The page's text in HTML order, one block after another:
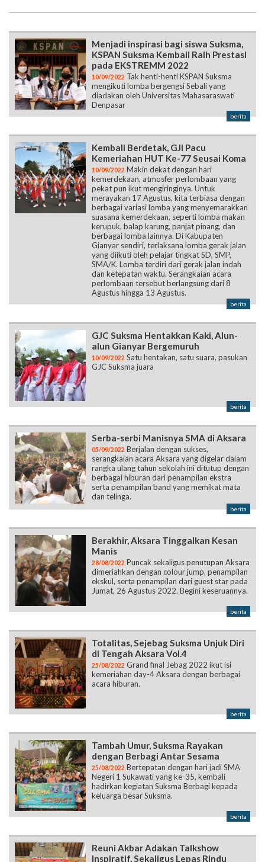
Menjadi inspirasi bagi siswa Suksma,
KSPAN Suksma Kembali Raih Prestasi
pada EKSTREMM 2022
10/09/2022 Tak henti-henti KSPAN Suksma
mengikuti lomba bergengsi Sebali yang
diadakan oleh Universitas Mahasaraswati
Denpasar
berita
Kembali Berdetak, GJI Pacu
Kemeriahan HUT Ke-77 Seusai Koma
10/09/2022 Makin dekat dengan hari
kemerdekaan, atmosfer perlombaan yang
pekat pun ikut mengiringinya. Untuk
merayakan 17 Agustus, kita terbiasa dengan
berbagai variasi lomba yang menyemarakkan
suasana kemerdekaan, seperti lomba makan
kerupuk, balap karung, panjat pinang, dan
berbagai lomba lainnya. Di Kabupaten
Gianyar sendiri, terlaksana lomba gerak jalan
yang diikuti oleh pelajar tingkat SD, SMP,
SMA/K. Lomba terdiri dari gerak jalan indah
dan ketepatan waktu. Serangkaian acara
perlombaan tersebut berlangsung dari 8
Agustus hingga 13 Agustus.
berita
GJC Suksma Hentakkan Kaki, Alun-
alun Gianyar Bergemuruh
10/09/2022 Satu hentakan, satu suara, pasukan
GJC Suksma juara
berita
Serba-serbi Manisnya SMA di Aksara
05/09/2022 Berjalan dengan sukses,
serangkaian acara Aksara yang digelar dalam
rangka ulang tahun sekolah ini ditutup dengan
berbagai hiburan dari penampilan ekstra
serta penampilan band yang memikat mata
dan telinga.
berita
Berakhir, Aksara Tinggalkan Kesan
Manis
28/08/2022 Puncak sekaligus penutupan Aksara
dimeriahkan dengan colour jump, penampilan
ekskul, serta penampilan dari guest star pada
Jumat, 26 Agustus 2022. Begini keseruannya.
berita
Totalitas, Sejebag Suksma Unjuk Diri
di Tengah Aksara Vol.4
25/08/2022 Grand final Jebag 2022 ikut isi
kemeriahan day-4 Aksara dengan berbagai
acara hiburan.
berita
Tambah Umur, Suksma Rayakan
dengan Berbagi Antar Sesama
25/08/2022 Bertepatan dengan hari jadi SMA
Negeri 1 Sukawati yang ke-35, kembali
hadirkan kegiatan Suksma Berbagi kepada
keluarga besar Suksma.
berita
Reuni Akbar Adakan Talkshow
Inspiratif, Sekaligus Lepas Rindu